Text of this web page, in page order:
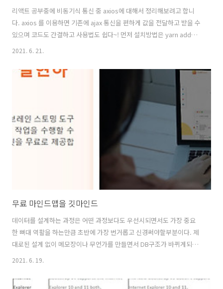
리액트 공부중에 비동기식 통신 중 axios에 대해서 정리해보려고 합니
다. axios 를 이용하면 기존에 ajax 통신을 편하게 값을 전달하고 받을 수
있으며 코드도 간결하고 사용법도 쉽다~! 먼저 설치방법은 yarn add
axios.post('접속 url', { 전송 데이터 }) .then(function (response) {
// 성공 }) .catch(function (error) { // 실패 }); } php 에서 데이터를 받
2021. 6. 21.
무료 마인드맵을 깃마인드
데이터를 설계하는 과정은 어떤 과정보다도 우선시되면서도 가장 중요
한 뼈대 역활을 하는만큼 초반에 가장 번거롭고 신경써야할부분이다. 제
대로된 설계 없이 메모장이나 무언가를 만들면서 DB구조가 바뀌게되면
하나만 바꾸게되는 경우보다 관련된 여러개를 수정해야할 경우가 많다.
다. 이러한 데이터관리 마인드맵등을 무료로 해주는 깃마인드를 소개해
2021. 6. 19.